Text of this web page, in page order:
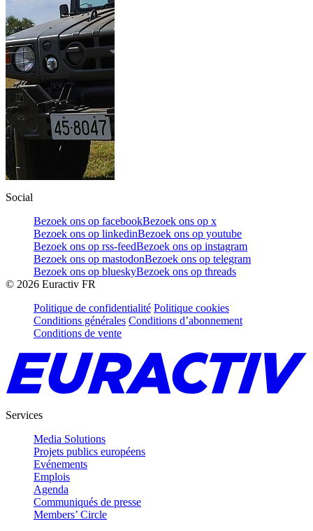
Social
Bezoek ons op facebookBezoek ons op x
Bezoek ons op linkedinBezoek ons op youtube
Bezoek ons op rss-feedBezoek ons op instagram
Bezoek ons op mastodonBezoek ons op telegram
Bezoek ons op blueskyBezoek ons op threads
© 2026 Euractiv FR
Politique de confidentialité Politique cookies
Conditions générales Conditions d’abonnement
Conditions de vente
Services
Media Solutions
Projets publics européens
Evénements
Emplois
Agenda
Communiqués de presse
Members’ Circle